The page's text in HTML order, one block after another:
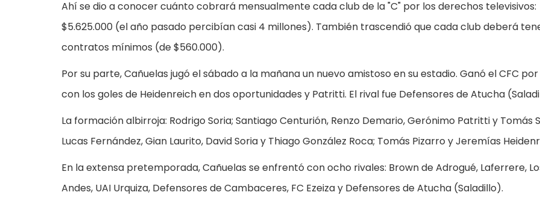
Ahí se dio a conocer cuánto cobrará mensualmente cada club de la "C" por los derechos televisivos:
$5.625.000 (el año pasado percibían casi 4 millones). También trascendió que cada club deberá
contratos mínimos (de $560.000).
Por su parte, Cañuelas jugó el sábado a la mañana un nuevo amistoso en su estadio. Ganó el CFC
con los goles de Heidenreich en dos oportunidades y Patritti. El rival fue Defensores de Atucha
La formación albirroja: Rodrigo Soria; Santiago Centurión, Renzo Demario, Gerónimo Patritti y Tomás
Lucas Fernández, Gian Laurito, David Soria y Thiago González Roca; Tomás Pizarro y Jeremías
En la extensa pretemporada, Cañuelas se enfrentó con ocho rivales: Brown de Adrogué, Laferrere,
Andes, UAI Urquiza, Defensores de Cambaceres, FC Ezeiza y Defensores de Atucha (Saladillo).